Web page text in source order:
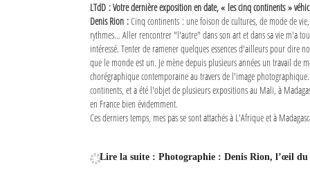
LTdD : Votre dernière exposition en date, « les cinq continents »
Denis Rion :Cinq continents : une foison de cultures, de mode de vie,
rythmes… Aller rencontrer "l'autre" dans son art et dans sa vie m'a
intéressé. Tenter de ramener quelques essences d'ailleurs pour dire
que le monde est un. Je mène depuis plusieurs années un travail de
chorégraphique contemporaine au travers de l'image
continents, et a été l'objet de plusieurs expositions au Mali, à
en France bien évidemment.
Ces derniers temps, mes pas se sont attachés à L'Afrique et à
Lire la suite : Photographie : Denis Rion, l’œil